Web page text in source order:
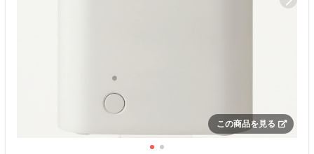
この商品を見る